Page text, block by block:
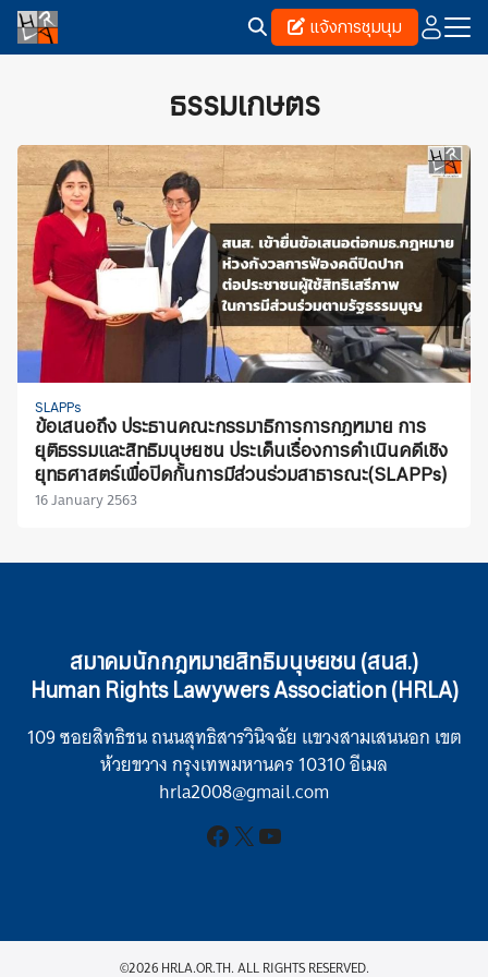
Skip
แจ้งการชุมนุม
ธรรมเกษตร
SLAPPs
ข้อเสนอถึง ประธานคณะกรรมาธิการการกฎหมาย การ
ยุติธรรมและสิทธิมนุษยชน ประเด็นเรื่องการดำเนินคดีเชิง
ยุทธศาสตร์เพื่อปิดกั้นการมีส่วนร่วมสาธารณะ(SLAPPs)
16 January 2563
สมาคมนักกฎหมายสิทธิมนุษยชน (สนส.)
Human Rights Lawywers Association (HRLA)
109 ซอยสิทธิชน ถนนสุทธิสารวินิจฉัย แขวงสามเสนนอก เขต
ห้วยขวาง กรุงเทพมหานคร 10310 อีเมล
hrla2008@gmail.com
Facebook
X YouTube
©2026 HRLA.OR.TH. ALL RIGHTS RESERVED.